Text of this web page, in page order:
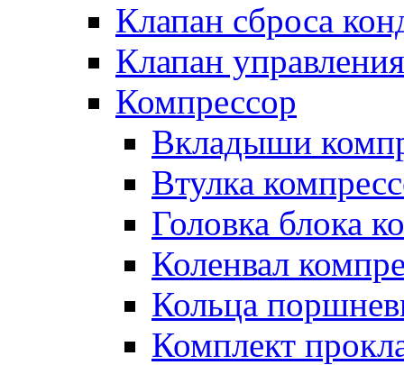
Клапан сброса
Клапан управления
Компрессор
Вкладыши
Втулка
Головка блока
Коленвал
Кольца
Комплект